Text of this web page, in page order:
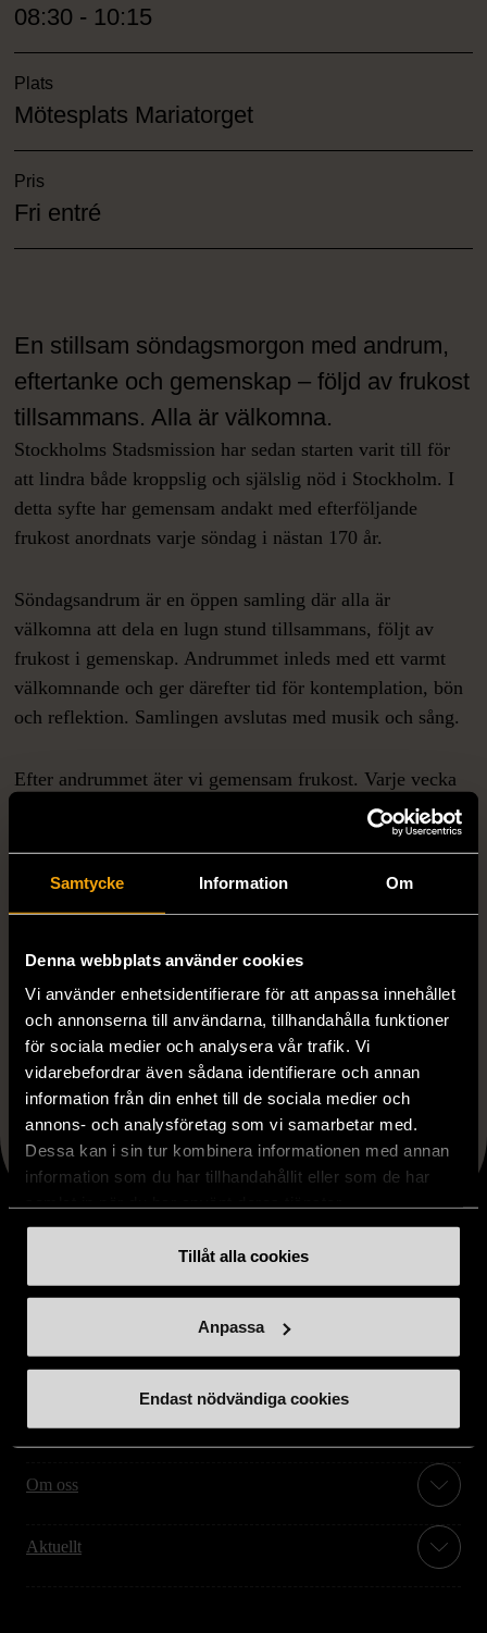
Samtycke Information Om
Denna webbplats använder cookies
Vi använder enhetsidentifierare för att anpassa innehållet
och annonserna till användarna, tillhandahålla funktioner
för sociala medier och analysera vår trafik. Vi
vidarebefordrar även sådana identifierare och annan
information från din enhet till de sociala medier och
annons- och analysföretag som vi samarbetar med.
Dessa kan i sin tur kombinera informationen med annan
information som du har tillhandahållit eller som de har
Tillåt alla cookies
Anpassa
Endast nödvändiga cookies
08:30 - 10:15
Plats
Mötesplats Mariatorget
Pris
Fri entré
En stillsam söndagsmorgon med andrum,
eftertanke och gemenskap – följd av frukost
tillsammans. Alla är välkomna.
Stockholms Stadsmission har sedan starten varit till för
att lindra både kroppslig och själslig nöd i Stockholm. I
detta syfte har gemensam andakt med efterföljande
frukost anordnats varje söndag i nästan 170 år.
Söndagsandrum är en öppen samling där alla är
välkomna att dela en lugn stund tillsammans, följt av
frukost i gemenskap. Andrummet inleds med ett varmt
välkomnande och ger därefter tid för kontemplation, bön
och reflektion. Samlingen avslutas med musik och sång.
Efter andrummet äter vi gemensam frukost. Varje vecka
finns möjlighet för en deltagare eller gäst att dela med sig
Dela artikeln X
Stöd oss
Hitta till oss
Handla second hand online
Om oss
Aktuellt